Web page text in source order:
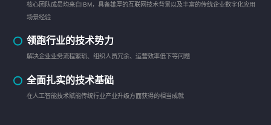
核心团队成员均来自IBM，具备雄厚的互联网技术背景以及丰富的传统企业数字化应用
场景经验
领跑行业的技术势力
解决企业业务流程繁琐、组织人员冗余、运营效率低下等问题
全面扎实的技术基础
在人工智能技术赋能传统行业产业升级方面获得的相当成就